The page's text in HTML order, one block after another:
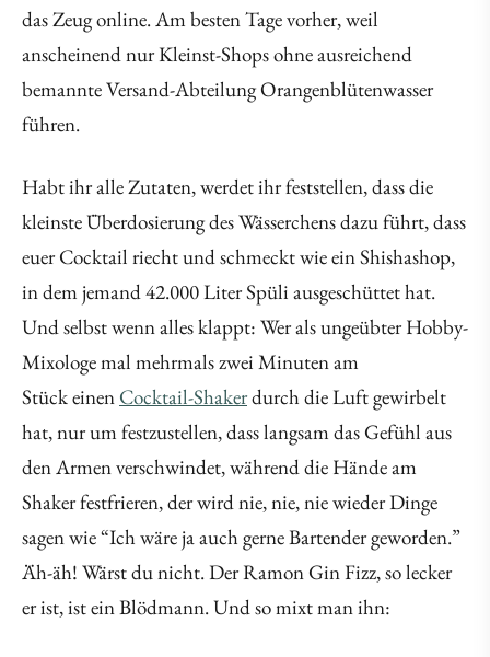
das Zeug online. Am besten Tage vorher, weil
anscheinend nur Kleinst-Shops ohne ausreichend
bemannte Versand-Abteilung Orangenblütenwasser
führen.
Habt ihr alle Zutaten, werdet ihr feststellen, dass die
kleinste Überdosierung des Wässerchens dazu führt, dass
euer Cocktail riecht und schmeckt wie ein Shishashop,
in dem jemand 42.000 Liter Spüli ausgeschüttet hat.
Und selbst wenn alles klappt: Wer als ungeübter Hobby-
Mixologe mal mehrmals zwei Minuten am
Stück einen Cocktail-Shakerdurch die Luft gewirbelt
hat, nur um festzustellen, dass langsam das Gefühl aus
den Armen verschwindet, während die Hände am
Shaker festfrieren, der wird nie, nie, nie wieder Dinge
sagen wie “Ich wäre ja auch gerne Bartender geworden.”
Äh-äh! Wärst du nicht. Der Ramon Gin Fizz, so lecker
er ist, ist ein Blödmann. Und so mixt man ihn: